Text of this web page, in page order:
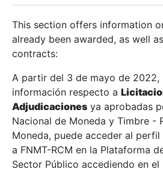
Show/Hide
Show/Hide
This section offers information
already been awarded, as well
contracts:
A partir del 3 de mayo de 2022,
información respecto a
Adjudicaciones ya aprobadas
Nacional de Moneda y Timbre -
Moneda, puede acceder al
a FNMT-RCM en la Plataforma
Sector Público accediendo en el